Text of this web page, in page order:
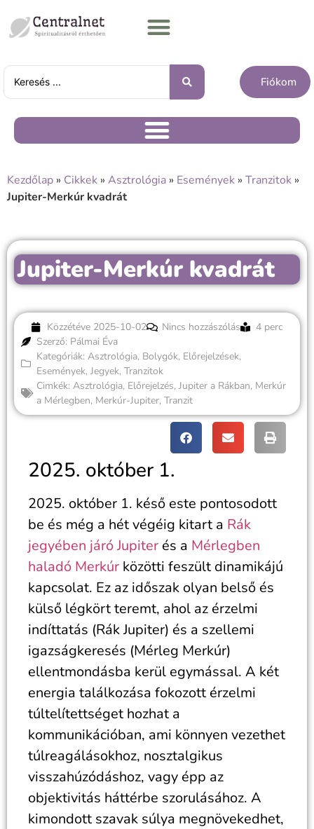
Fiókom
Kezdőlap » Cikkek » Asztrológia » Események » Tranzitok »
Jupiter-Merkúr kvadrát
Jupiter-Merkúr kvadrát
Közzétéve 2025-10-02 Nincs hozzászólás
4 perc
Szerző: Pálmai Éva
Kategóriák: Asztrológia, Bolygók, Előrejelzések,
Események, Jegyek, Tranzitok
Cimkék: Asztrológia, Előrejelzés, Jupiter a Rákban, Merkúr
a Mérlegben, Merkúr-Jupiter, Tranzit
2025. október 1.
2025. október 1. késő este pontosodott
be és még a hét végéig kitart a Rák
jegyében járó Jupiter és a Mérlegben
haladó Merkúr közötti feszült dinamikájú
kapcsolat. Ez az időszak olyan belső és
külső légkört teremt, ahol az érzelmi
indíttatás (Rák Jupiter) és a szellemi
igazságkeresés (Mérleg Merkúr)
ellentmondásba kerül egymással. A két
energia találkozása fokozott érzelmi
túltelítettséget hozhat a
kommunikációban, ami könnyen vezethet
túlreagálásokhoz, nosztalgikus
visszahúzódáshoz, vagy épp az
objektivitás háttérbe szorulásához. A
kimondott szavak súlya megnövekedhet,